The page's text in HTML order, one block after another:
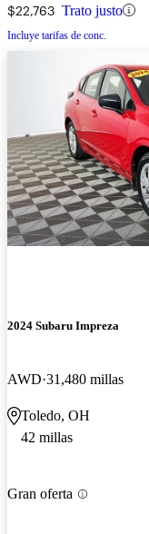
$22,763 Trato justo
Incluye tarifas de conc.
2024 Subaru Impreza
AWD 31,480 millas
Toledo, OH
42 millas
Gran oferta